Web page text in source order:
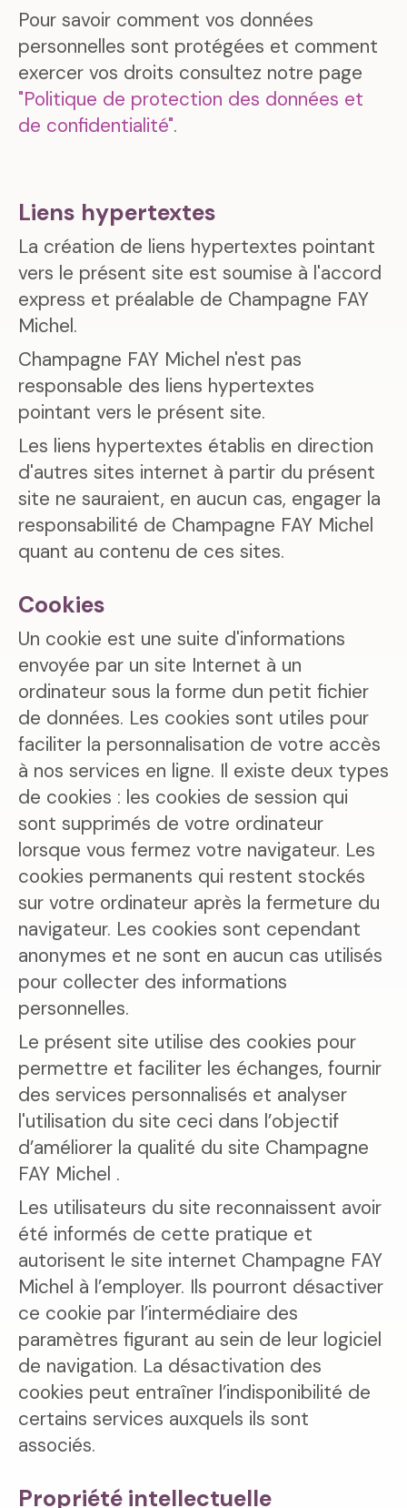
Pour savoir comment vos données
personnelles sont protégées et comment
exercer vos droits consultez notre page
"Politique de protection des données et
de confidentialité".
Liens hypertextes
La création de liens hypertextes pointant
vers le présent site est soumise à l'accord
express et préalable de Champagne FAY
Michel.
Champagne FAY Michel n'est pas
responsable des liens hypertextes
pointant vers le présent site.
Les liens hypertextes établis en direction
d'autres sites internet à partir du présent
site ne sauraient, en aucun cas, engager la
responsabilité de Champagne FAY Michel
quant au contenu de ces sites.
Cookies
Un cookie est une suite d'informations
envoyée par un site Internet à un
ordinateur sous la forme dun petit fichier
de données. Les cookies sont utiles pour
faciliter la personnalisation de votre accès
à nos services en ligne. Il existe deux types
de cookies : les cookies de session qui
sont supprimés de votre ordinateur
lorsque vous fermez votre navigateur. Les
cookies permanents qui restent stockés
sur votre ordinateur après la fermeture du
navigateur. Les cookies sont cependant
anonymes et ne sont en aucun cas utilisés
pour collecter des informations
personnelles.
Le présent site utilise des cookies pour
permettre et faciliter les échanges, fournir
des services personnalisés et analyser
l'utilisation du site ceci dans l’objectif
d’améliorer la qualité du site Champagne
FAY Michel .
Les utilisateurs du site reconnaissent avoir
été informés de cette pratique et
autorisent le site internet Champagne FAY
Michel à l’employer. Ils pourront désactiver
ce cookie par l’intermédiaire des
paramètres figurant au sein de leur logiciel
de navigation. La désactivation des
cookies peut entraîner l’indisponibilité de
certains services auxquels ils sont
associés.
Propriété intellectuelle